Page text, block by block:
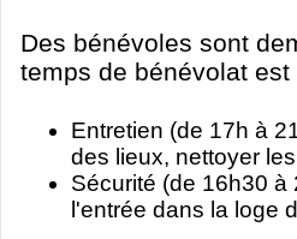
Des bénévoles sont
temps de bénévolat
Entretien (de 17h à
des lieux, nettoyer
Sécurité (de 16h30 à
l'entrée dans la loge